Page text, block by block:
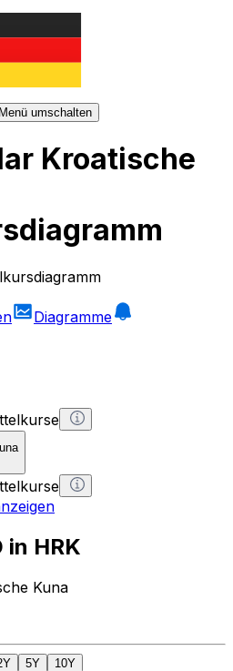
Menü umschalten
Kroatische
Diagramme
in HRK
Kuna
5Y 10Y